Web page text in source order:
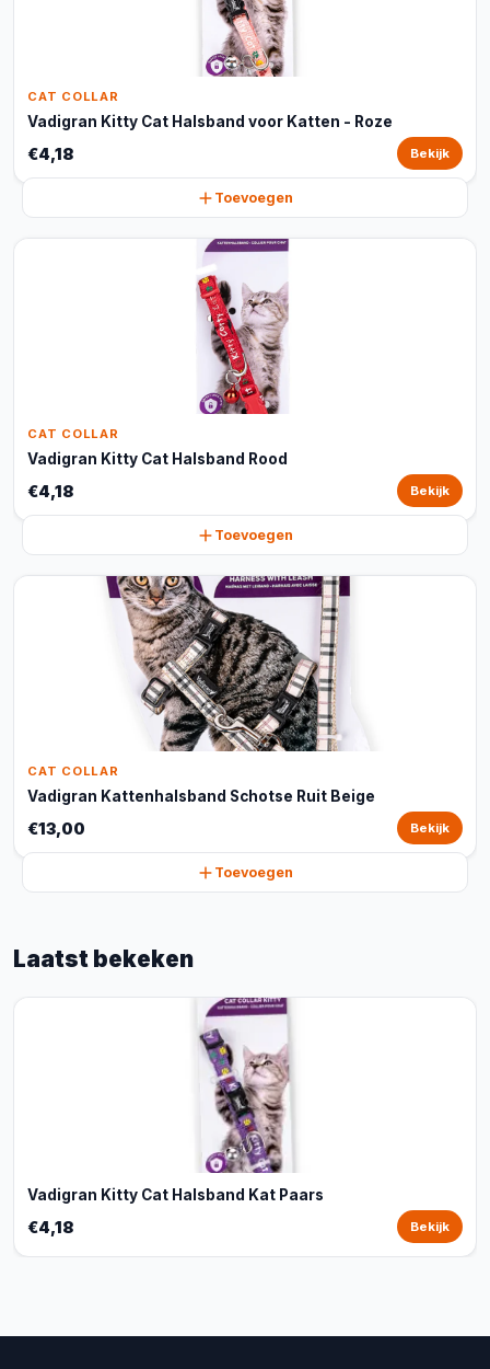
CAT COLLAR
Vadigran Kitty Cat Halsband voor Katten - Roze
€4,18 Bekijk
Toevoegen
CAT COLLAR
Vadigran Kitty Cat Halsband Rood
€4,18 Bekijk
Toevoegen
CAT COLLAR
Vadigran Kattenhalsband Schotse Ruit Beige
€13,00 Bekijk
Toevoegen
Laatst bekeken
Vadigran Kitty Cat Halsband Kat Paars
€4,18 Bekijk